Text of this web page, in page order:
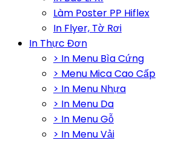
Làm Poster PP Hiflex
In Flyer, Tờ Rơi
In Thực Đơn
> In Menu Bìa Cứng
> Menu Mica Cao Cấp
> In Menu Nhựa
> In Menu Da
> In Menu Gỗ
> In Menu Vải